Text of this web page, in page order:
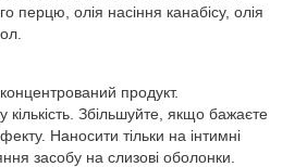
перцю, олія насіння канабісу, олія
продукт.
кількість. Збільшуйте, якщо бажаєте
Наносити тільки на інтимні
засобу на слизові оболонки.